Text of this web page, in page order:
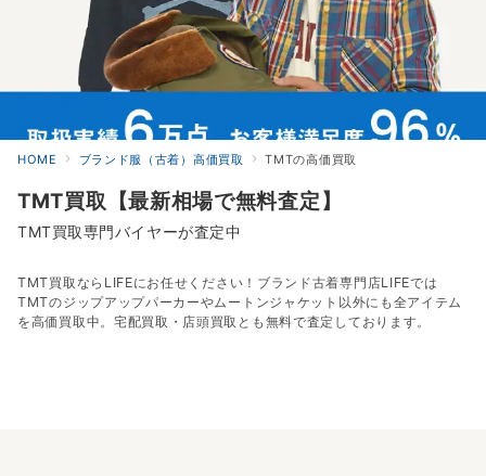
HOME ブランド服（古着）高価買取 TMTの高価買取
TMT買取【最新相場で無料査定】
TMT買取専門バイヤーが査定中
TMT買取ならLIFEにお任せください！ブランド古着専門店LIFEでは
TMTのジップアップパーカーやムートンジャケット以外にも全アイテム
を高価買取中。宅配買取・店頭買取とも無料で査定しております。